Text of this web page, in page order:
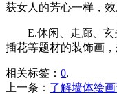
获女人的芳心一样，
E.休闲、走廊、玄关
插花等题材的装饰画
相关标签： 0,
上一条： 了解墙体绘